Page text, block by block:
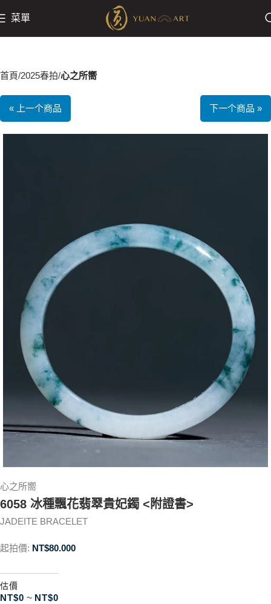
菜單
首頁 2025春拍 心之所嚮
« 上一个商品 下一个商品 »
心之所嚮
6058 冰種飄花翡翠貴妃鐲 <附證書>
JADEITE BRACELET
起拍價: NT$80.000
估價
NT$0 ~ NT$0